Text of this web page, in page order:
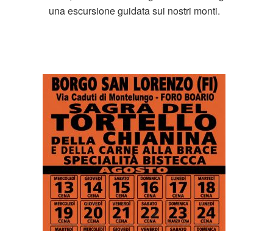
una escursione guidata sui nostri monti.